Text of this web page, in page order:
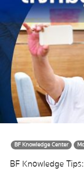
BF Knowledge Center
BF Knowledge